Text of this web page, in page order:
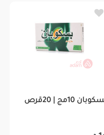
10مج | 20قرص